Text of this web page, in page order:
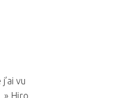
vu
» Hiro